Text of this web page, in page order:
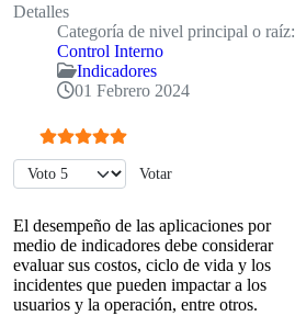
Detalles
Categoría de nivel principal o raíz:
Control Interno
Indicadores
01 Febrero 2024
Ratio:5/5
Por favor, vote
El desempeño de las aplicaciones por
medio de indicadores debe considerar
evaluar sus costos, ciclo de vida y los
incidentes que pueden impactar a los
usuarios y la operación, entre otros.